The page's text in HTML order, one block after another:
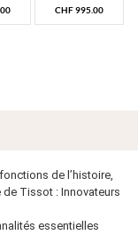
CHF995.00
de l’histoire,
de Tissot : Innovateurs
essentielles